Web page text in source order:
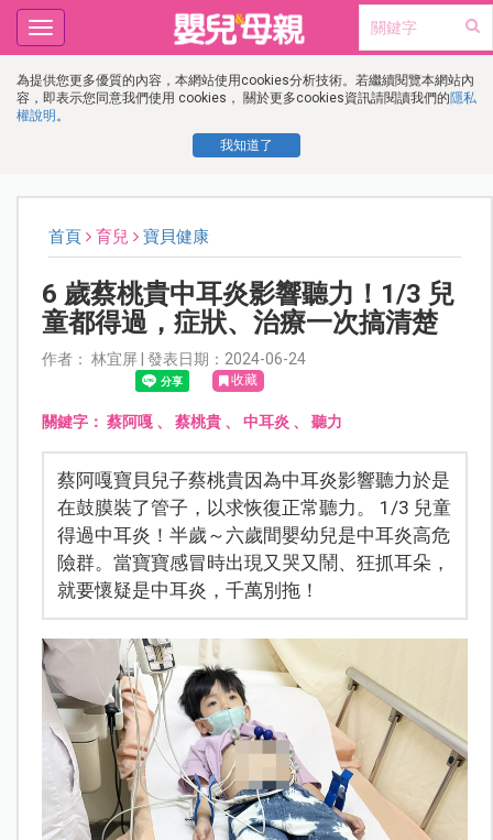
為提供您更多優質的內容，本網站使用cookies分析技術。若繼續閱覽本網站內
容，即表示您同意我們使用 cookies， 關於更多cookies資訊請閱讀我們的隱私
權說明 。
我知道了
Toggle
navigation
首頁 育兒 寶貝健康
6 歲蔡桃貴中耳炎影響聽力！1/3 兒
童都得過，症狀、治療一次搞清楚
作者： 林宜屏 | 發表日期：2024-06-24
收藏
關鍵字： 蔡阿嘎、 蔡桃貴、 中耳炎 、 聽力
蔡阿嘎寶貝兒子蔡桃貴因為中耳炎影響聽力於是
在鼓膜裝了管子，以求恢復正常聽力。 1/3 兒童
得過中耳炎！半歲～六歲間嬰幼兒是中耳炎高危
險群。當寶寶感冒時出現又哭又鬧、狂抓耳朵，
就要懷疑是中耳炎，千萬別拖！